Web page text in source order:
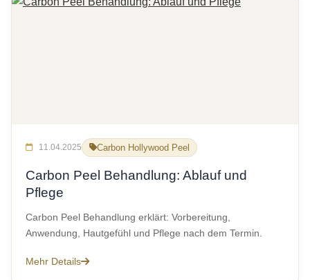
11.04.2025 Carbon Hollywood Peel
Carbon Peel Behandlung: Ablauf und
Pflege
Carbon Peel Behandlung erklärt: Vorbereitung,
Anwendung, Hautgefühl und Pflege nach dem Termin.
Mehr Details